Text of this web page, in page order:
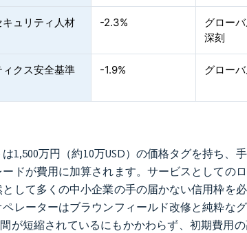
ュリティ人材
-2.3%
グロー
深刻
クス安全基準 -1.9% グロー
1,500万円（約10万USD）の価格タグを持ち、
ドが費用に加算されます。サービスとしての
して多くの中小企業の手の届かない信用枠を
レーターはブラウンフィールド改修と純粋な
が短縮されているにもかかわらず、初期費用